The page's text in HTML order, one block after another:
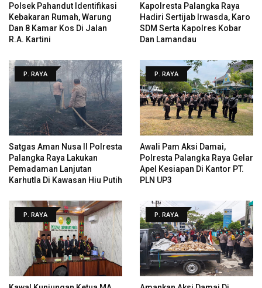
Polsek Pahandut Identifikasi
Kebakaran Rumah, Warung
Dan 8 Kamar Kos Di Jalan
R.A. Kartini
Kapolresta Palangka Raya
Hadiri Sertijab Irwasda, Karo
SDM Serta Kapolres Kobar
Dan Lamandau
P. RAYA
Satgas Aman Nusa II Polresta
Palangka Raya Lakukan
Pemadaman Lanjutan
Karhutla Di Kawasan Hiu Putih
P. RAYA
Awali Pam Aksi Damai,
Polresta Palangka Raya Gelar
Apel Kesiapan Di Kantor PT.
PLN UP3
P. RAYA P. RAYA